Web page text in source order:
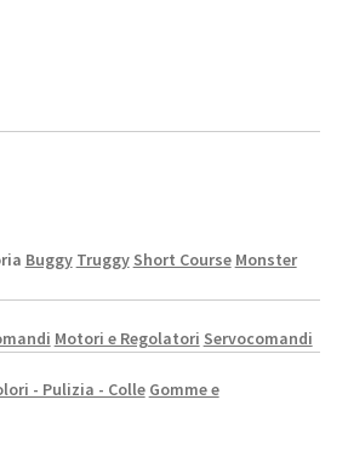
Buggy Truggy Short Course Monster
Motori e Regolatori Servocomandi
- Pulizia - Colle Gomme e